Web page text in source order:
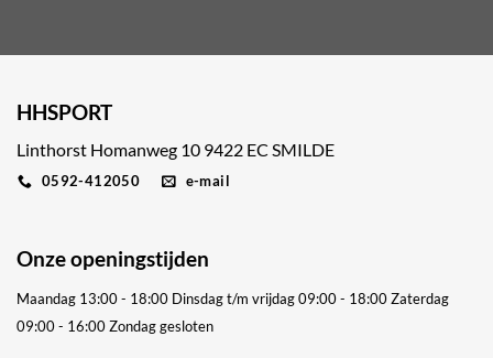
HHSPORT
Linthorst Homanweg 10 9422 EC SMILDE
0592-412050 e-mail
Onze openingstijden
Maandag 13:00 - 18:00 Dinsdag t/m vrijdag 09:00 - 18:00Zaterdag
09:00 - 16:00Zondag gesloten